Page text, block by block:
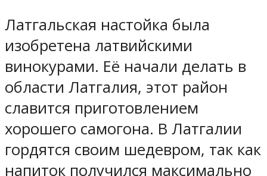
Латгальская настойка была
изобретена латвийскими
винокурами. Её начали делать в
области Латгалия, этот район
славится приготовлением
хорошего самогона. В Латгалии
гордятся своим шедевром, так как
напиток получился максимально